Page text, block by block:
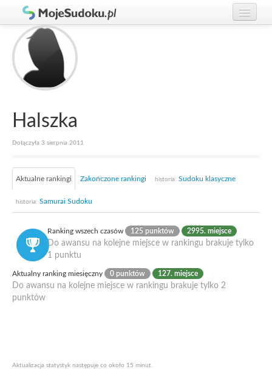
Graj w Sudoku!
Zasady Sudoku
Rankingi
Gracze
Halszka
Dołączyła 3 sierpnia 2011
Aktualne rankingi Zakończone rankingi historia: Sudoku klasyczne
historia: Samurai Sudoku
Ranking wszech czasów 125 punktów 2995. miejsce
Do awansu na kolejne miejsce w rankingu brakuje tylko
1 punktu
Aktualny ranking miesięczny 0 punktów 127. miejsce
Do awansu na kolejne miejsce w rankingu brakuje tylko 2
punktów
Aktualizacja statystyk następuje co około 15 minut.